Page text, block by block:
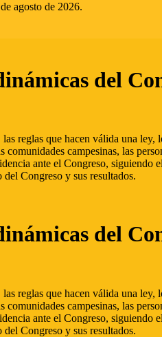
agosto de 2026.
del
reglas que hacen válida una
comunidades campesinas, las
ante el Congreso,
Congreso y sus resultados.
del
reglas que hacen válida una
comunidades campesinas, las
ante el Congreso,
Congreso y sus resultados.